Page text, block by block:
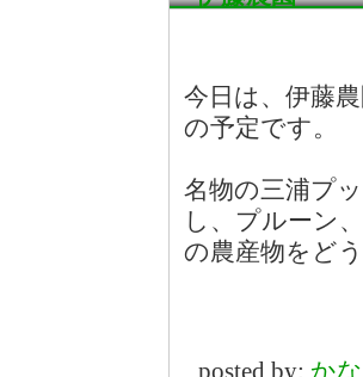
今日は、伊藤
の予定です。
名物の三浦プ
し、プルーン
の農産物をど
posted by: か